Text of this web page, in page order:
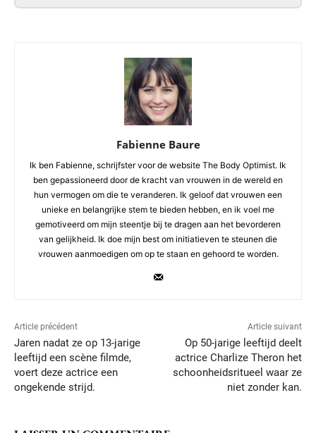
Fabienne Baure
Ik ben Fabienne, schrijfster voor de website The Body Optimist. Ik
ben gepassioneerd door de kracht van vrouwen in de wereld en
hun vermogen om die te veranderen. Ik geloof dat vrouwen een
unieke en belangrijke stem te bieden hebben, en ik voel me
gemotiveerd om mijn steentje bij te dragen aan het bevorderen
van gelijkheid. Ik doe mijn best om initiatieven te steunen die
vrouwen aanmoedigen om op te staan en gehoord te worden.
Article précédent
Jaren nadat ze op 13-jarige
leeftijd een scène filmde,
voert deze actrice een
ongekende strijd.
Article suivant
Op 50-jarige leeftijd deelt
actrice Charlize Theron het
schoonheidsritueel waar ze
niet zonder kan.